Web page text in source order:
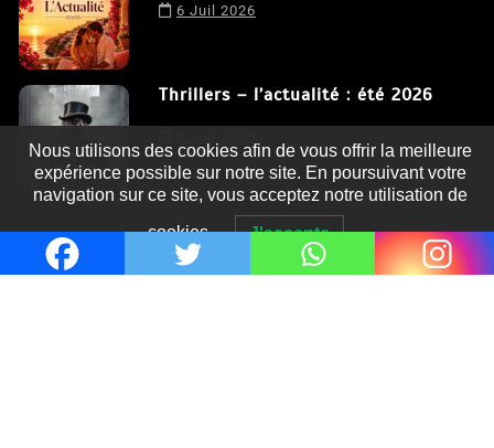
6 Juil 2026
Thrillers – l’actualité : été 2026
Le coupable n’est pas Camille de
Nous utilisons des cookies afin de vous offrir la meilleure
expérience possible sur notre site. En poursuivant votre
navigation sur ce site, vous acceptez notre utilisation de
cookies. J'accepte